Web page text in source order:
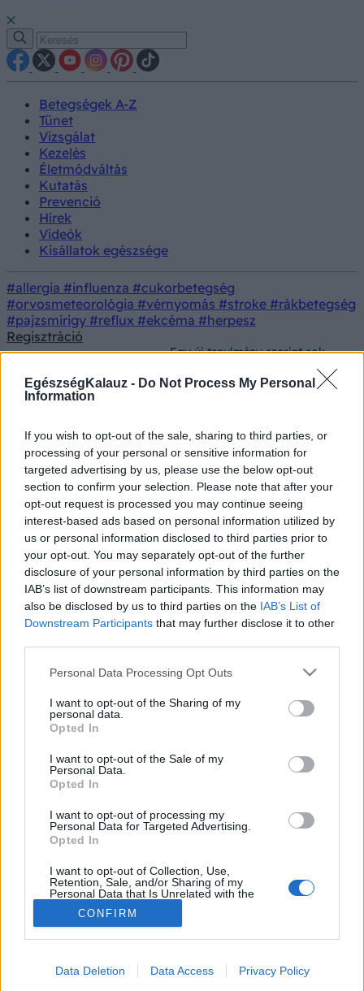
EgészségKalauz - Do Not Process My Personal
Information
If you wish to opt-out of the sale, sharing to third parties, or
processing of your personal or sensitive information for
targeted advertising by us, please use the below opt-out
section to confirm your selection. Please note that after your
opt-out request is processed you may continue seeing
interest-based ads based on personal information utilized by
us or personal information disclosed to third parties prior to
your opt-out. You may separately opt-out of the further
disclosure of your personal information by third parties on the
IAB’s list of downstream participants. This information may
also be disclosed by us to third parties on the IAB’s List of
Downstream Participants that may further disclose it to other
Please note that this website/app uses one or more Google
not limited to your visit or usage behaviour. You may click to
grant or deny consent to Google and its third-party tags to
use your data for below specified purposes in below Google
consent section.
Personal Data Processing Opt Outs
I want to opt-out of the Sharing of my
personal data.
Opted In
I want to opt-out of the Sale of my
Personal Data.
Opted In
I want to opt-out of processing my
Personal Data for Targeted Advertising.
Opted In
I want to opt-out of Collection, Use,
Retention, Sale, and/or Sharing of my
Personal Data that Is Unrelated with the
Purposes for which it was collected.
Opted Out
CONFIRM
Data Deletion Data Access Privacy Policy
Betegségek A-Z
Tünet
Vizsgálat
Kezelés
Életmódváltás
Kutatás
Prevenció
Hírek
Videók
Kisállatok egészsége
#allergia #influenza #cukorbetegség
#orvosmeteorológia #vérnyomás #stroke #rákbetegség
#pajzsmirigy #reflux #ekcéma #herpesz
Regisztráció
Egy új tanulmány szerint sok
fájdalmai vannak a kutyájának
nem veszi észre, ha fájdalmai
vannak a kutyájának
Betegség
2026. április 17. 13:54